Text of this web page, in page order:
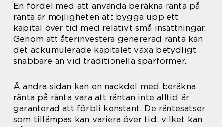
En fördel med att använda beräkna ränta på
ränta är möjligheten att bygga upp ett
kapital över tid med relativt små insättningar.
Genom att återinvestera genererad ränta kan
det ackumulerade kapitalet växa betydligt
snabbare än vid traditionella sparformer.
Å andra sidan kan en nackdel med beräkna
ränta på ränta vara att räntan inte alltid är
garanterad att förbli konstant. De räntesatser
som tillämpas kan variera över tid, vilket kan